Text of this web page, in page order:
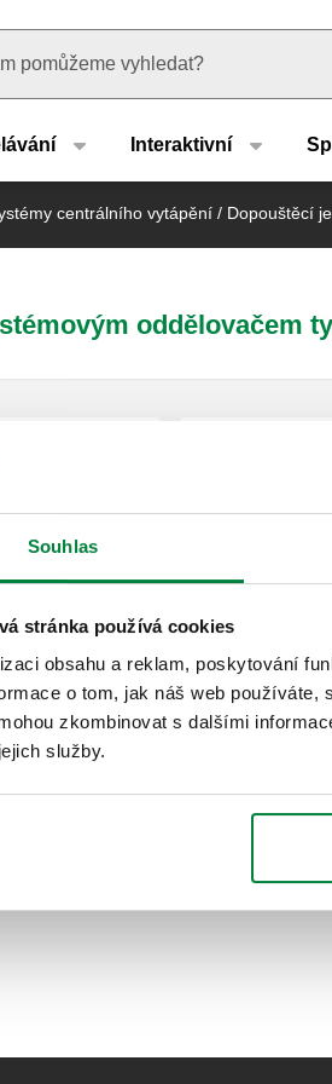
Souhlas
stránka používá cookies
obsahu a reklam, poskytování
o tom, jak náš web
zkombinovat s dalšími
služby.
Interaktivní
centrálního vytápění / Dopouštěcí
oddělovačem
oddělovačem
ventilem.